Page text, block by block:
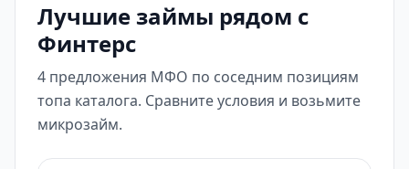
Лучшие займы рядом с
Финтерс
4 предложения МФО по соседним позициям
топа каталога. Сравните условия и возьмите
микрозайм.